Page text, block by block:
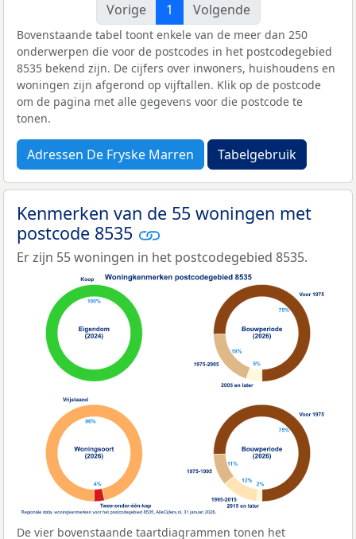
Vorige
1 Volgende
Bovenstaande tabel toont enkele van de meer dan 250
onderwerpen die voor de postcodes in het postcodegebied
8535 bekend zijn. De cijfers over inwoners, huishoudens en
woningen zijn afgerond op vijftallen. Klik op de postcode
om de pagina met alle gegevens voor die postcode te
tonen.
Adressen De Fryske Marren Tabelgebruik
Kenmerken van de 55 woningen met
postcode 8535
Er zijn 55 woningen in het postcodegebied 8535.
De vier bovenstaande taartdiagrammen tonen het